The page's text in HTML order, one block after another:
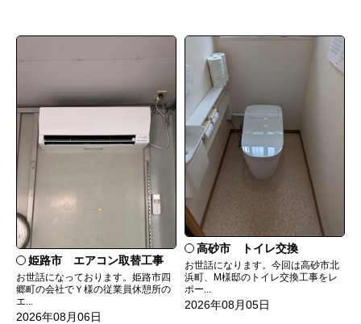
姫路市 エアコン取替工事
お世話になっております。姫路市四
郷町の会社でＹ様の従業員休憩所の
エ...
2026年08月06日
高砂市 トイレ交換
お世話になります。今回は高砂市北
浜町、M様邸のトイレ交換工事をレ
ポー...
2026年08月05日